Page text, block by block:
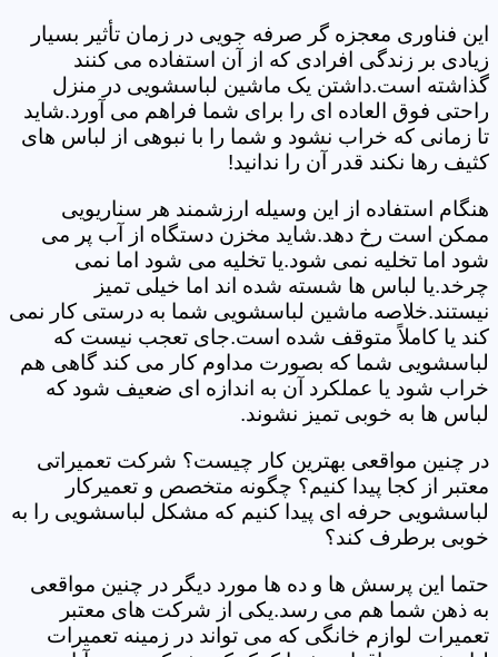
این فناوری معجزه گر صرفه جویی در زمان تأثیر بسیار
زیادی بر زندگی افرادی که از آن استفاده می کنند
گذاشته است.داشتن یک ماشین لباسشویی در منزل
راحتی فوق العاده ای را برای شما فراهم می آورد.شاید
تا زمانی که خراب نشود و شما را با نبوهی از لباس های
کثیف رها نکند قدر آن را ندانید!
هنگام استفاده از این وسیله ارزشمند هر سناریویی
ممکن است رخ دهد.شاید مخزن دستگاه از آب پر می
شود اما تخلیه نمی شود.یا تخلیه می شود اما نمی
چرخد.یا لباس ها شسته شده اند اما خیلی تمیز
نیستند.خلاصه ماشین لباسشویی شما به درستی کار نمی
کند یا کاملاً متوقف شده است.جای تعجب نیست که
لباسشویی شما که بصورت مداوم کار می کند گاهی هم
خراب شود یا عملکرد آن به اندازه ای ضعیف شود که
لباس ها به خوبی تمیز نشوند.
در چنین مواقعی بهترین کار چیست؟ شرکت تعمیراتی
معتبر از کجا پیدا کنیم؟ چگونه متخصص و تعمیرکار
لباسشویی حرفه ای پیدا کنیم که مشکل لباسشویی را به
خوبی برطرف کند؟
حتما این پرسش ها و ده ها مورد دیگر در چنین مواقعی
به ذهن شما هم می رسد.یکی از شرکت های معتبر
تعمیرات لوازم خانگی که می تواند در زمینه تعمیرات